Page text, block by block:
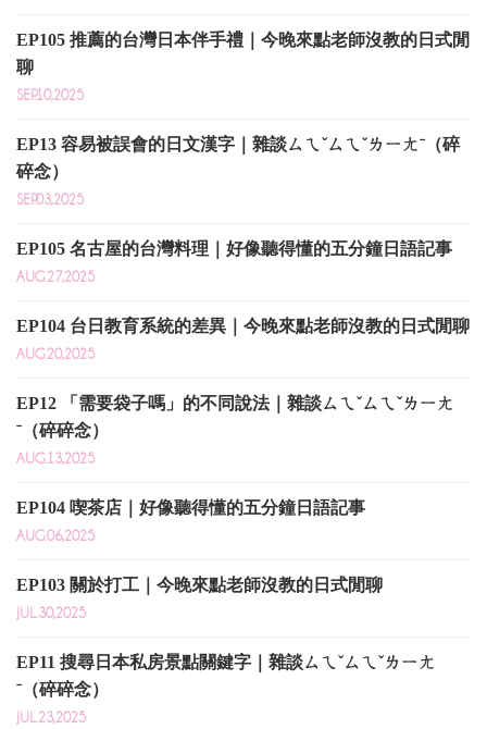
EP105 推薦的台灣日本伴手禮｜今晚來點老師沒教的日式閒
聊
SEP.10,2025
EP13 容易被誤會的日文漢字｜雜談ㄙㄟˇㄙㄟˇㄌㄧㄤˉ（碎
碎念）
SEP.03,2025
EP105 名古屋的台灣料理｜好像聽得懂的五分鐘日語記事
AUG.27,2025
EP104 台日教育系統的差異｜今晚來點老師沒教的日式閒聊
AUG.20,2025
EP12 「需要袋子嗎」的不同說法｜雜談ㄙㄟˇㄙㄟˇㄌㄧㄤ
ˉ（碎碎念）
AUG.13,2025
EP104 喫茶店｜好像聽得懂的五分鐘日語記事
AUG.06,2025
EP103 關於打工｜今晚來點老師沒教的日式閒聊
JUL.30,2025
EP11 搜尋日本私房景點關鍵字｜雜談ㄙㄟˇㄙㄟˇㄌㄧㄤ
ˉ（碎碎念）
JUL.23,2025